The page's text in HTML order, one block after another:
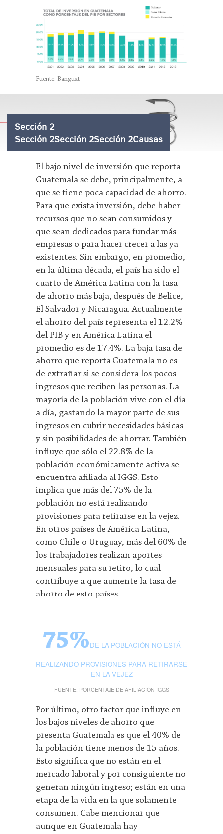
Fuente: Banguat
Sección 2
Sección 2Sección 2Sección 2Causas
El bajo nivel de inversión que reporta
Guatemala se debe, principalmente, a
que se tiene poca capacidad de ahorro.
Para que exista inversión, debe haber
recursos que no sean consumidos y
que sean dedicados para fundar más
empresas o para hacer crecer a las ya
existentes. Sin embargo, en promedio,
en la última década, el país ha sido el
cuarto de América Latina con la tasa
de ahorro más baja, después de Belice,
El Salvador y Nicaragua. Actualmente
el ahorro del país representa el 12.2%
del PIB y en América Latina el
promedio es de 17.4%. La baja tasa de
ahorro que reporta Guatemala no es
de extrañar si se considera los pocos
ingresos que reciben las personas. La
mayoría de la población vive con el día
a día, gastando la mayor parte de sus
ingresos en cubrir necesidades básicas
y sin posibilidades de ahorrar. También
influye que sólo el 22.8% de la
población económicamente activa se
encuentra afiliada al IGGS. Esto
implica que más del 75% de la
población no está realizando
provisiones para retirarse en la vejez.
En otros países de América Latina,
como Chile o Uruguay, más del 60% de
los trabajadores realizan aportes
mensuales para su retiro, lo cual
contribuye a que aumente la tasa de
ahorro de esto países.
75%DE LA POBLACIÓN NO ESTÁ
REALIZANDO PROVISIONES PARA RETIRARSE
EN LA VEJEZ
FUENTE: PORCENTAJE DE AFILIACIÓN IGGS
Por último, otro factor que influye en
los bajos niveles de ahorro que
presenta Guatemala es que el 40% de
la población tiene menos de 15 años.
Esto significa que no están en el
mercado laboral y por consiguiente no
generan ningún ingreso; están en una
etapa de la vida en la que solamente
consumen. Cabe mencionar que
aunque en Guatemala hay